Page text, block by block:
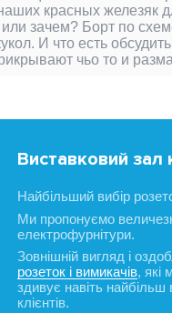
красных железяк
зачем? Борт по
И что есть
чьо то и
Виставковий зал
Найбільший вибір
Ми пропонуємо
електрофурнітури.
Зовнішній вигляд і
розеток і вимикачів, які
здивує навіть найбільш
клієнтів.